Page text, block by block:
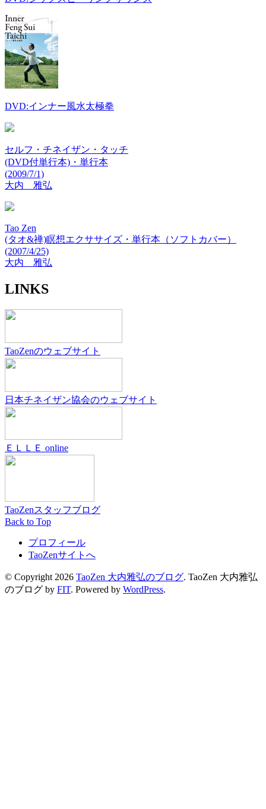
DVD:インナー風水太極拳
セルフ・チネイザン・タッチ
(DVD付単行本)・単行本
(2009/7/1)
大内 雅弘
Tao Zen
(タオ&禅)瞑想エクササイズ・単行本（ソフトカバー）
(2007/4/25)
大内 雅弘
LINKS
TaoZenのウェブサイト
日本チネイザン協会のウェブサイト
ＥＬＬＥ online
TaoZenスタッフブログ
Back to Top
プロフィール
TaoZenサイトへ
© Copyright 2026 TaoZen 大内雅弘のブログ. TaoZen 大内雅弘
のブログ by FIT. Powered by WordPress.